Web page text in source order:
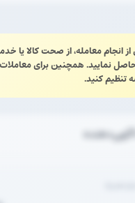
انجام معامله، از صحت کالا یا
نمایید. همچنین برای
تنظیم کنید.
آگهی‌دهنده